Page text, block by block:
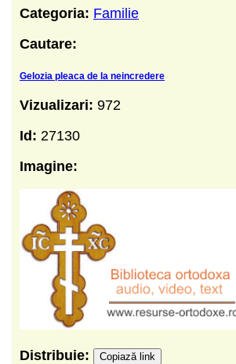
Categoria: Familie
Cautare:
Gelozia pleaca de la neincredere
Vizualizari: 972
Id: 27130
Imagine:
Distribuie: Copiază link